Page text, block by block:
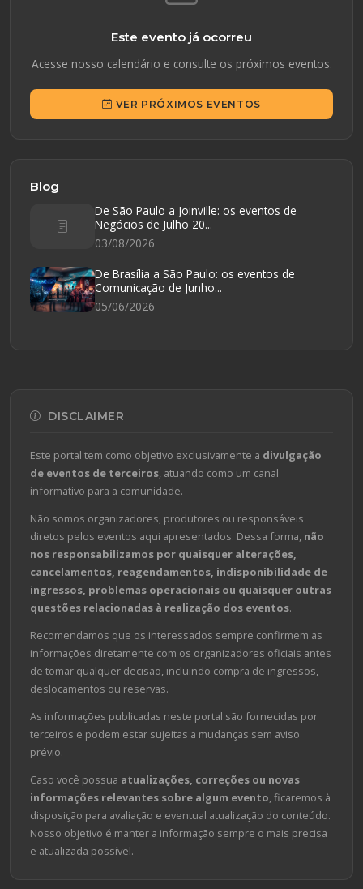
Este evento já ocorreu
Acesse nosso calendário e consulte os próximos eventos.
VER PRÓXIMOS EVENTOS
Blog
De São Paulo a Joinville: os eventos de
Negócios de Julho 20...
03/08/2026
De Brasília a São Paulo: os eventos de
Comunicação de Junho...
05/06/2026
DISCLAIMER
Este portal tem como objetivo exclusivamente a divulgação
de eventos de terceiros , atuando como um canal
informativo para a comunidade.
Não somos organizadores, produtores ou responsáveis
diretos pelos eventos aqui apresentados. Dessa forma, não
nos responsabilizamos por quaisquer alterações,
cancelamentos, reagendamentos, indisponibilidade de
ingressos, problemas operacionais ou quaisquer outras
questões relacionadas à realização dos eventos.
Recomendamos que os interessados sempre confirmem as
informações diretamente com os organizadores oficiais antes
de tomar qualquer decisão, incluindo compra de ingressos,
deslocamentos ou reservas.
As informações publicadas neste portal são fornecidas por
terceiros e podem estar sujeitas a mudanças sem aviso
prévio.
Caso você possua atualizações, correções ou novas
informações relevantes sobre algum evento , ficaremos à
disposição para avaliação e eventual atualização do conteúdo.
Nosso objetivo é manter a informação sempre o mais precisa
e atualizada possível.